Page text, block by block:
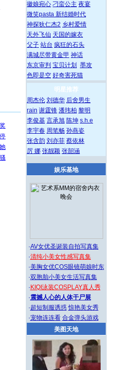
徽娘宛心 刁蛮公主 夜宴
微笑pasta 新结婚时代
神探狄仁杰2 乡村爱情
天外飞仙 天国的嫁衣
父子 站台 疯狂的石头
满城尽带黄金甲 神话
东京审判 宝贝计划
墨攻
色即是空 好奇害死猫
明星推荐
周杰伦 刘德华 后舍男生
rain 谢霆锋 潘玮柏 黎明
李俊基 言承旭 陈坤 s.h.e
李宇春 周笔畅 孙燕姿
张含韵 刘亦菲 蔡依林
厉 娜 张靓颖 张韶涵
娱乐基地
·AV女优圣诞装自拍写真集
·清纯小美女性感写真集
·美胸女优COS眼镜萌娘时东
·双胞胎小美女生活写真集
· KIQI泳装COSPLAY真人秀
·震撼人心的人体干尸展
·超短制服诱惑 惊艳美女秀
·宠物连连看 合金弹头游戏
美图天地